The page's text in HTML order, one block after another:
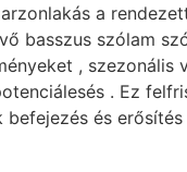
a
basszus szólam
, szezonális
. Ez
és